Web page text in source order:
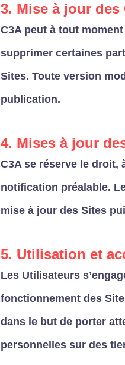
3. Mise à jour
C3A peut à tout
supprimer certaines
Sites. Toute version
publication.
4. Mises à jour
C3A se réserve le droit,
notification préalable.
mise à jour des Sites
5. Utilisation et
Les Utilisateurs
fonctionnement des
dans le but de porter
personnelles sur des